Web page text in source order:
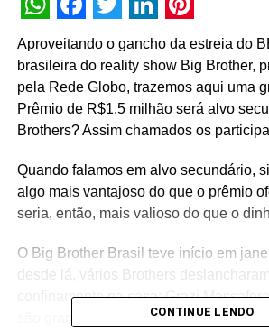
WhatsApp
Facebook
Twitter
LinkedIn
Aproveitando o gancho da estreia do
brasileira do reality show Big Brother,
pela Rede Globo, trazemos aqui uma
Prêmio de R$1.5 milhão será alvo
Brothers? Assim chamados os
Quando falamos em alvo secundário,
algo mais vantajoso do que o prêmio
seria, então, mais valioso do que o
O Big Brother Brasil teve início em
desde lá, vários Brothers
confinamento na casa: Grazi
são grandes exemplos.CONTINUE LENDO